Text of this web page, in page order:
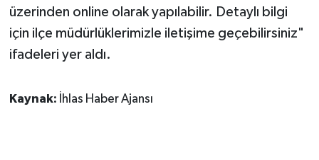
üzerinden online olarak yapılabilir. Detaylı bilgi
için ilçe müdürlüklerimizle iletişime geçebilirsiniz"
ifadeleri yer aldı.
Kaynak: İhlas Haber Ajansı